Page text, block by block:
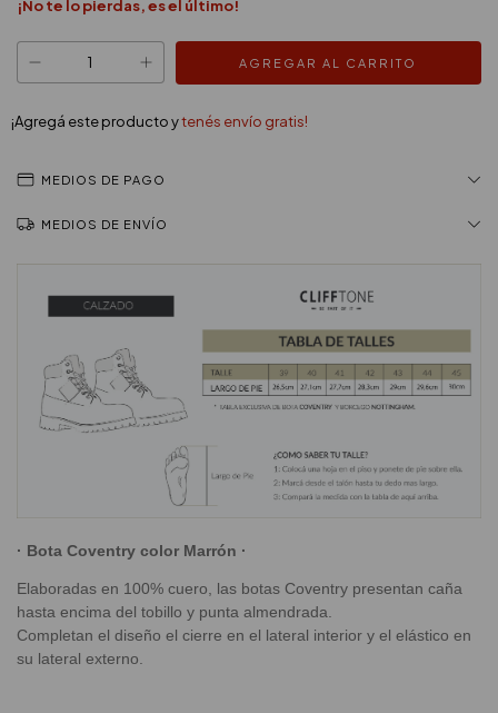
¡No te lo pierdas, es el último!
¡Agregá este producto ytenés envío gratis!
MEDIOS DE PAGO
MEDIOS DE ENVÍO
· Bota Coventry color Marrón ·
Elaboradas en 100% cuero, las botas Coventry presentan caña
hasta encima del tobillo y punta almendrada.
Completan el diseño el cierre en el lateral interior y el elástico en
su lateral externo.